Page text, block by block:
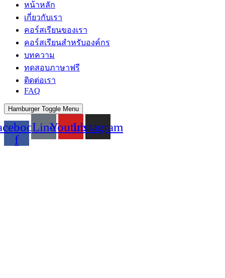
หน้าหลัก
เกี่ยวกับเรา
คอร์สเรียนของเรา
คอร์สเรียนสำหรับองค์กร
บทความ
ทดสอบภาษาฟรี
ติดต่อเรา
FAQ
Hamburger Toggle Menu
f
LineYoutubeInstagram